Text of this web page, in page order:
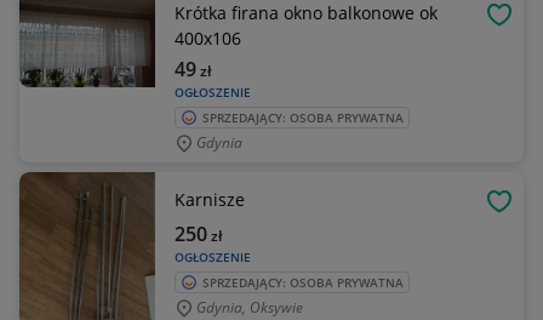
Krótka firana okno balkonowe ok
400x106
OGŁOSZENIE
49zł
SPRZEDAJĄCY: OSOBA PRYWATNA
Gdynia
Karnisze
OGŁOSZENIE
250zł
SPRZEDAJĄCY: OSOBA PRYWATNA
Gdynia, Oksywie